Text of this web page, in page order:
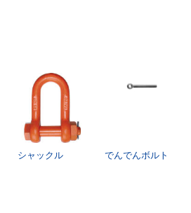
シャックル でんでんボルト